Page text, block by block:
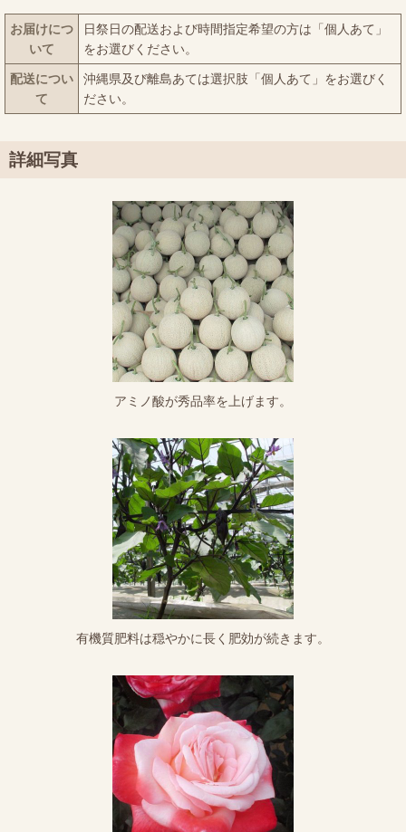
お届けにつ
いて
日祭日の配送および時間指定希望の方は「個人あて」
をお選びください。
配送につい
て
沖縄県及び離島あては選択肢「個人あて」をお選びく
ださい。
詳細写真
アミノ酸が秀品率を上げます。
有機質肥料は穏やかに長く肥効が続きます。